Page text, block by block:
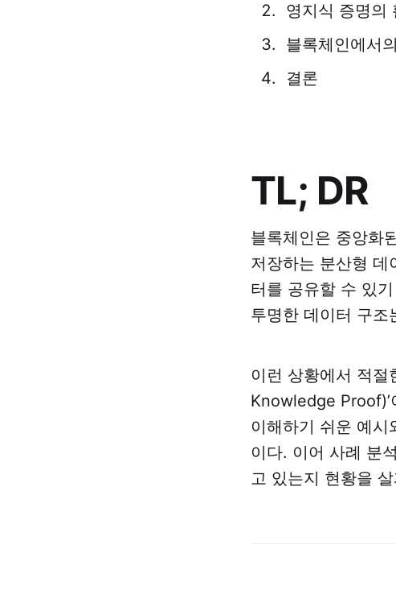
영지식 증명의
블록체인에서
결론
TL; DR
블록체인은 중앙화
저장하는 분산형 데
터를 공유할 수 있
투명한 데이터 구조
이런 상황에서 적절
Knowledge Proof)’
이해하기 쉬운 예
이다. 이어 사례 분
고 있는지 현황을